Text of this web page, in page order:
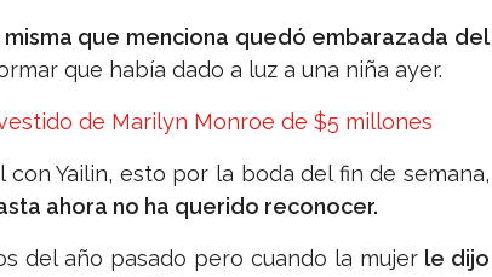
misma que menciona quedó embarazada del
que había dado a luz a una niña ayer.
de Marilyn Monroe de $5 millones
Yailin, esto por la boda del fin de semana,
ahora no ha querido reconocer.
del año pasado pero cuando la mujer le dijo